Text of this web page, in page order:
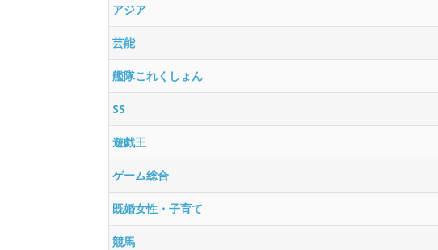
アジア
芸能
艦隊これくしょん
SS
遊戯王
ゲーム総合
既婚女性・子育て
競馬